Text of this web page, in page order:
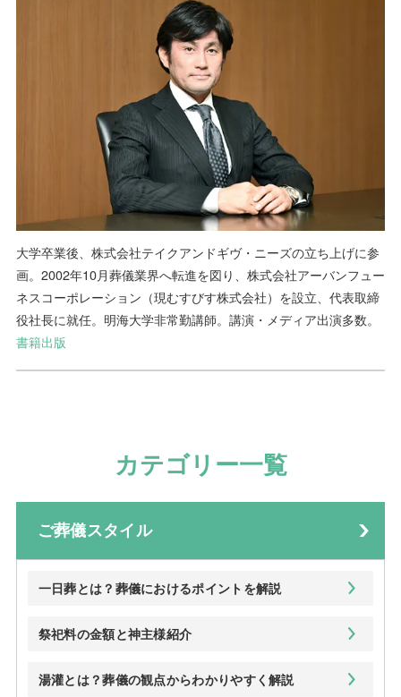
大学卒業後、株式会社テイクアンドギヴ・ニーズの立ち上げに参
画。2002年10月葬儀業界へ転進を図り、株式会社アーバンフュー
ネスコーポレーション（現むすびす株式会社）を設立、代表取締
役社長に就任。明海大学非常勤講師。講演・メディア出演多数。
書籍出版
カテゴリー一覧
ご葬儀スタイル
一日葬とは？葬儀におけるポイントを解説
祭祀料の金額と神主様紹介
湯灌とは？葬儀の観点からわかりやすく解説